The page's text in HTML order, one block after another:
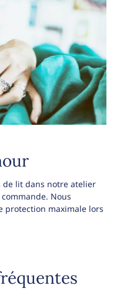
lit dans notre atelier
Nous
protection maximale lors